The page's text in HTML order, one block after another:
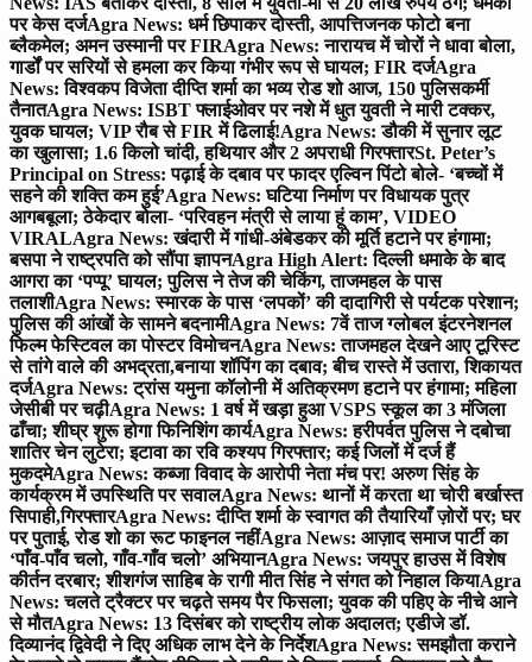
पर केस दर्जAgra News: धर्म छिपाकर दोस्ती, आपत्तिजनक फोटो बना
ब्लैकमेल; अमन उस्मानी पर FIRAgra News: नारायच में चोरों ने धावा बोला,
गार्डों पर सरियों से हमला कर किया गंभीर रूप से घायल; FIR दर्जAgra
News: विश्वकप विजेता दीप्ति शर्मा का भव्य रोड शो आज, 150 पुलिसकर्मी
तैनातAgra News: ISBT फ्लाईओवर पर नशे में धुत युवती ने मारी टक्कर,
युवक घायल; VIP रौब से FIR में ढिलाई!Agra News: डौकी में सुनार लूट
का खुलासा; 1.6 किलो चांदी, हथियार और 2 अपराधी गिरफ्तारSt. Peter’s
Principal on Stress: पढ़ाई के दबाव पर फादर एल्विन पिंटो बोले- ‘बच्चों में
सहने की शक्ति कम हुई’Agra News: घटिया निर्माण पर विधायक पुत्र
आगबबूला; ठेकेदार बोला- ‘परिवहन मंत्री से लाया हूं काम’, VIDEO
VIRALAgra News: खंदारी में गांधी-अंबेडकर की मूर्ति हटाने पर हंगामा;
बसपा ने राष्ट्रपति को सौंपा ज्ञापनAgra High Alert: दिल्ली धमाके के बाद
आगरा का ‘पप्पू’ घायल; पुलिस ने तेज की चेकिंग, ताजमहल के पास
तलाशीAgra News: स्मारक के पास ‘लपकों’ की दादागिरी से पर्यटक परेशान;
पुलिस की आंखों के सामने बदनामीAgra News: 7वें ताज ग्लोबल इंटरनेशनल
फिल्म फेस्टिवल का पोस्टर विमोचनAgra News: ताजमहल देखने आए टूरिस्ट
से तांगे वाले की अभद्रता,बनाया शॉपिंग का दबाव; बीच रास्ते में उतारा, शिकायत
दर्जAgra News: ट्रांस यमुना कॉलोनी में अतिक्रमण हटाने पर हंगामा; महिला
जेसीबी पर चढ़ीAgra News: 1 वर्ष में खड़ा हुआ VSPS स्कूल का 3 मंजिला
ढाँचा; शीघ्र शुरू होगा फिनिशिंग कार्यAgra News: हरीपर्वत पुलिस ने दबोचा
शातिर चेन लुटेरा; इटावा का रवि कश्यप गिरफ्तार; कई जिलों में दर्ज हैं
मुकदमेAgra News: कब्जा विवाद के आरोपी नेता मंच पर! अरुण सिंह के
कार्यक्रम में उपस्थिति पर सवालAgra News: थानों में करता था चोरी बर्खास्त
सिपाही,गिरफ्तारAgra News: दीप्ति शर्मा के स्वागत की तैयारियाँ ज़ोरों पर; घर
पर पुताई, रोड शो का रूट फाइनल नहींAgra News: आज़ाद समाज पार्टी का
‘पाँव-पाँव चलो, गाँव-गाँव चलो’ अभियानAgra News: जयपुर हाउस में विशेष
कीर्तन दरबार; शीशगंज साहिब के रागी मीत सिंह ने संगत को निहाल कियाAgra
News: चलते ट्रैक्टर पर चढ़ते समय पैर फिसला; युवक की पहिए के नीचे आने
से मौतAgra News: 13 दिसंबर को राष्ट्रीय लोक अदालत; एडीजे डॉ.
दिव्यानंद द्विवेदी ने दिए अधिक लाभ देने के निर्देशAgra News: समझौता कराने